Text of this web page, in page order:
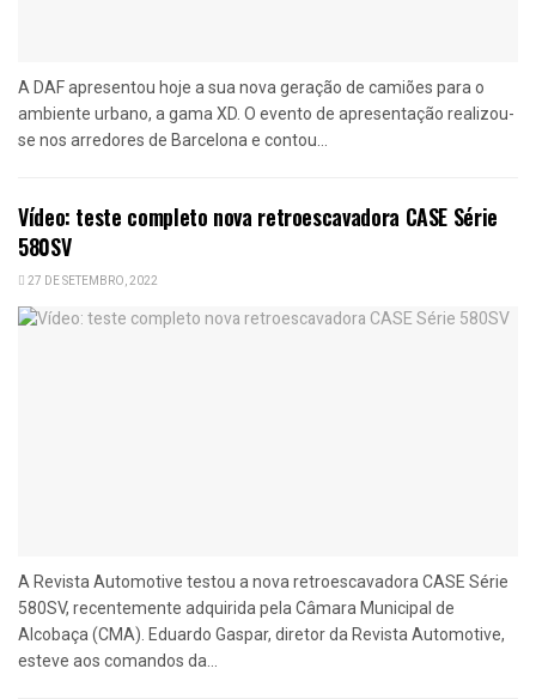
A DAF apresentou hoje a sua nova geração de camiões para o
ambiente urbano, a gama XD. O evento de apresentação realizou-
se nos arredores de Barcelona e contou...
Vídeo: teste completo nova retroescavadora CASE Série
580SV
27 DE SETEMBRO, 2022
A Revista Automotive testou a nova retroescavadora CASE Série
580SV, recentemente adquirida pela Câmara Municipal de
Alcobaça (CMA). Eduardo Gaspar, diretor da Revista Automotive,
esteve aos comandos da...